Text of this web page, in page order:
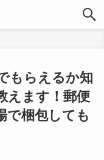
もらえるか知
えます！郵便
で梱包しても